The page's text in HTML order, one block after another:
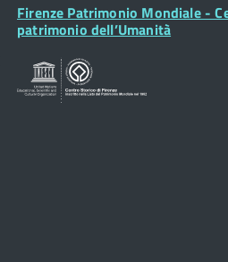
Footer
Widget
Firenze Patrimonio Mondiale -
patrimonio dell’Umanità